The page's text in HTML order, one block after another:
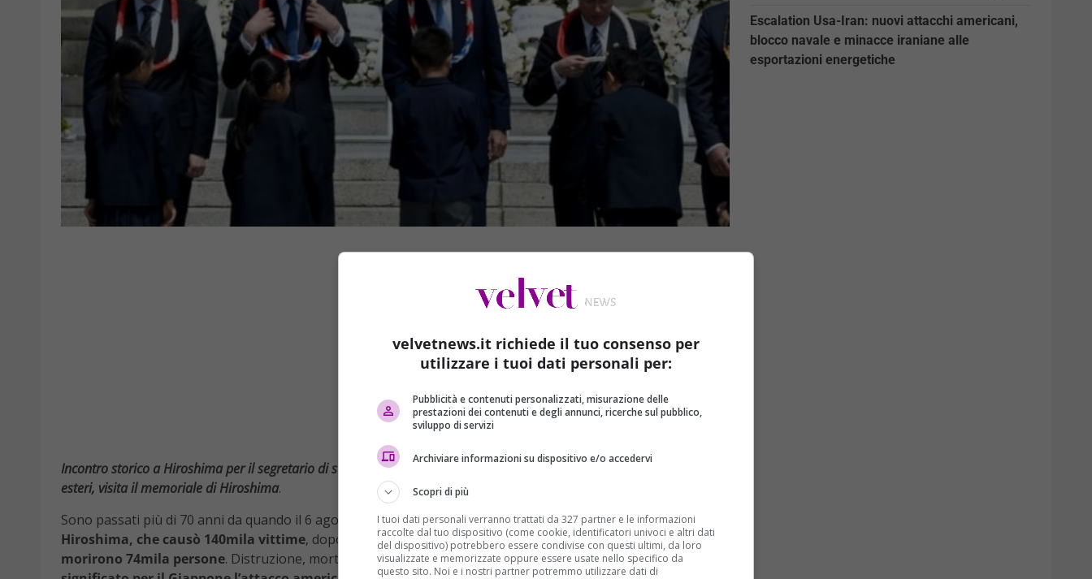
Incontro storico a Hiroshima per il segretario di stato americano John Carry. In Giappone per il G7 dei ministri degli
esteri, visita il memoriale di Hiroshima.
Sono passati più di 70 anni da quando il 6 agosto 1945, l’esercito americano sganciò una bomba atomica su
Hiroshima, che causò 140mila vittime, dopo due giorni il disastro venne ripetuto aNagasaki dove
morirono 74mila persone. Distruzione, morte e conseguenze devastanti sulla vita delle persone.Questo ha
Escalation Usa-Iran: nuovi attacchi americani,
blocco navale e minacce iraniane alle
esportazioni energetiche
velvetnews.it richiede il tuo consenso per
utilizzare i tuoi dati personali per:
Pubblicità e contenuti personalizzati, misurazione delle
prestazioni dei contenuti e degli annunci, ricerche sul pubblico,
sviluppo di servizi
Archiviare informazioni su dispositivo e/o accedervi
Scopri di più
I tuoi dati personali verranno trattati da 327 partner e le informazioni
raccolte dal tuo dispositivo (come cookie, identificatori univoci e altri dati
del dispositivo) potrebbero essere condivise con questi ultimi, da loro
visualizzate e memorizzate oppure essere usate nello specifico da
questo sito. Noi e i nostri partner potremmo utilizzare dati di